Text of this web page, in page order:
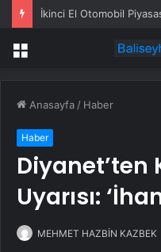
İkinci El Otomobil
Menü
Anasayfa / Haber
Haber
Diyanet’ten
Uyarısı:
MEHMET HAZBİN KAZBEK